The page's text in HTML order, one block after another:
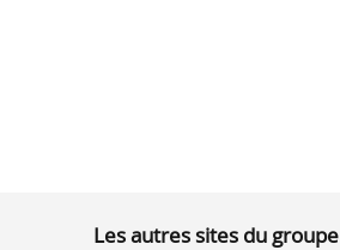
Les autres sites du groupe